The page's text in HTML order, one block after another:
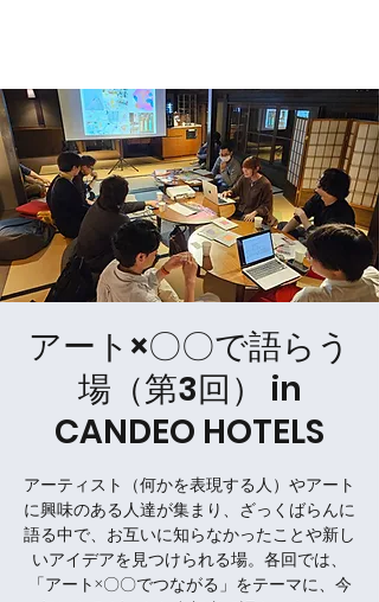
アート×〇〇で語らう
場（第3回） in
CANDEO HOTELS
アーティスト（何かを表現する人）やアート
に興味のある人達が集まり、ざっくばらんに
語る中で、お互いに知らなかったことや新し
いアイデアを見つけられる場。各回では、
「アート×〇〇でつながる」をテーマに、今